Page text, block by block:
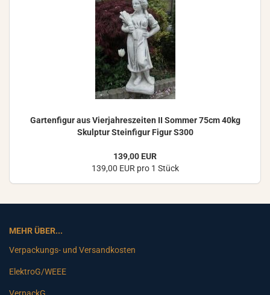
Gar­ten­fi­gur aus Vier­jah­res­zei­ten II Som­mer 75cm 40kg
Skulp­tur Stein­fi­gur Figur S300
139,00 EUR
139,00 EUR pro 1 Stück
MEHR ÜBER...
Verpackungs- und Versandkosten
ElektroG/WEEE